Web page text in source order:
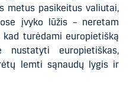
metus pasikeitus valiutai,
įvyko lūžis – neretam
turėdami europietišką
europietiškas,
lemti sąnaudų lygis ir